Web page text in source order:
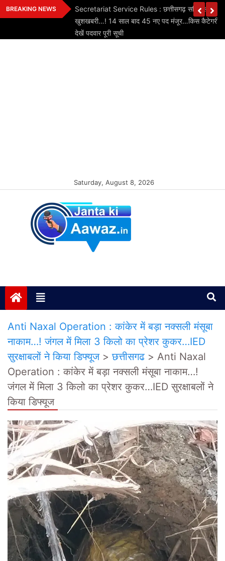
Skip
to
BREAKING NEWS
लागू…लेकिन
का ऐलान
Secretariat Service Rules : छत्तीसगढ़ सचिवालय
खुशखबरी…! 14 साल बाद 45 नए पद मंजूर…किस कैटेगरी
देखें पदवार पूरी सूची
Saturday, August 8, 2026
Anti Naxal Operation : कांकेर में बड़ा नक्सली मंसूबा
नाकाम…! जंगल में मिला 3 किलो का प्रेशर कुकर…IED
सुरक्षाबलों ने किया डिफ्यूज>छत्तीसगढ > Anti Naxal
Operation : कांकेर में बड़ा नक्सली मंसूबा नाकाम…!
जंगल में मिला 3 किलो का प्रेशर कुकर…IED सुरक्षाबलों ने
किया डिफ्यूज